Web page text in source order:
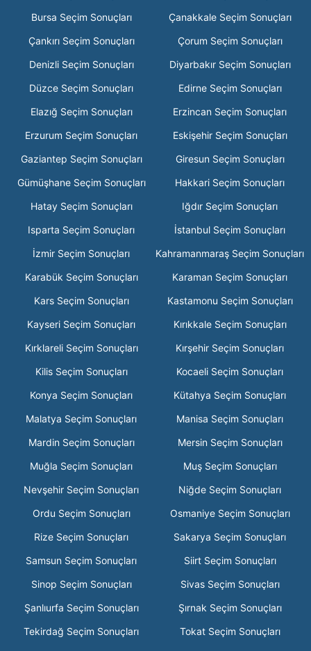
Bursa Seçim Sonuçları
Çanakkale Seçim Sonuçları
Çankırı Seçim Sonuçları
Çorum Seçim Sonuçları
Denizli Seçim Sonuçları
Diyarbakır Seçim Sonuçları
Düzce Seçim Sonuçları
Edirne Seçim Sonuçları
Elazığ Seçim Sonuçları
Erzincan Seçim Sonuçları
Erzurum Seçim Sonuçları
Eskişehir Seçim Sonuçları
Gaziantep Seçim Sonuçları
Giresun Seçim Sonuçları
Gümüşhane Seçim Sonuçları
Hakkari Seçim Sonuçları
Hatay Seçim Sonuçları
Iğdır Seçim Sonuçları
Isparta Seçim Sonuçları
İstanbul Seçim Sonuçları
İzmir Seçim Sonuçları
Kahramanmaraş Seçim Sonuçları
Karabük Seçim Sonuçları
Karaman Seçim Sonuçları
Kars Seçim Sonuçları
Kastamonu Seçim Sonuçları
Kayseri Seçim Sonuçları
Kırıkkale Seçim Sonuçları
Kırklareli Seçim Sonuçları
Kırşehir Seçim Sonuçları
Kilis Seçim Sonuçları
Kocaeli Seçim Sonuçları
Konya Seçim Sonuçları
Kütahya Seçim Sonuçları
Malatya Seçim Sonuçları
Manisa Seçim Sonuçları
Mardin Seçim Sonuçları
Mersin Seçim Sonuçları
Muğla Seçim Sonuçları
Muş Seçim Sonuçları
Nevşehir Seçim Sonuçları
Niğde Seçim Sonuçları
Ordu Seçim Sonuçları
Osmaniye Seçim Sonuçları
Rize Seçim Sonuçları
Sakarya Seçim Sonuçları
Samsun Seçim Sonuçları
Siirt Seçim Sonuçları
Sinop Seçim Sonuçları
Sivas Seçim Sonuçları
Şanlıurfa Seçim Sonuçları
Şırnak Seçim Sonuçları
Tekirdağ Seçim Sonuçları
Tokat Seçim Sonuçları